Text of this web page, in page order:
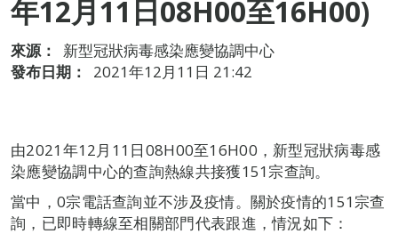
年12月11日08H00至16H00)
來源：
新型冠狀病毒感染應變協調中心
發布日期：
2021年12月11日 21:42
由2021年12月11日08H00至16H00，新型冠狀病毒感
染應變協調中心的查詢熱線共接獲151宗查詢。
當中，0宗電話查詢並不涉及疫情。關於疫情的151宗查
詢，已即時轉線至相關部門代表跟進，情況如下：